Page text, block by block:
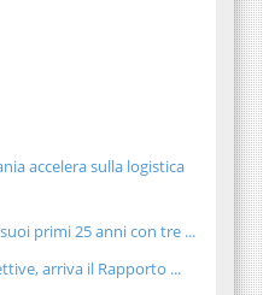
accelera sulla logistica
primi 25 anni con tre ...
arriva il Rapporto ...